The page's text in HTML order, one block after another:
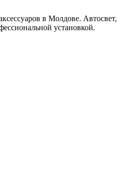
в Молдове. Автосвет,
установкой.